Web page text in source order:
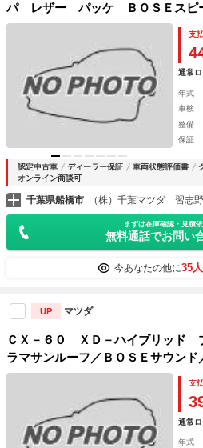
パ レザー パッケ ＢＯＳＥスピ
ＣａｒＰｌａｙ／Ａｎｄｒｏｉｄ
ベンチレーション ＰＷシート
ルーズ ワイヤレス充電 パワーリ
支
通常
年式
車検
整備
保証
認定中古車 ディーラー保証 車両状態評価書
オンライン商談可
千葉県船橋市 （株）千葉マツダ 習志
まずは在庫確認・見積
無料通話でお問い
今あなたの他に35人
UP マツダ
ＣＸ－６０ ＸＤ－ハイブリッド
ラマサンルーフ／ＢＯＳＥサウン
コンビシート／スエード調インパネ
／ＢＳＭ／ＨＵＤ／純正１０イン
／ＡｎｄｒｏｉｄＡＵＴＯ
支
通常
年式